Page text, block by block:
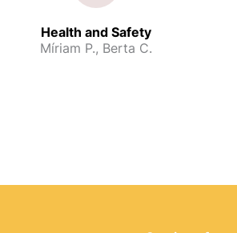
Health and Safety
Míriam P., Berta C.